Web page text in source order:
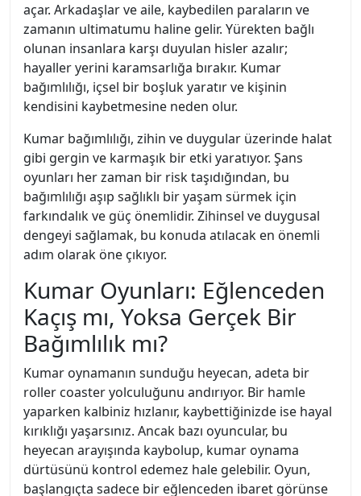
açar. Arkadaşlar ve aile, kaybedilen paraların ve
zamanın ultimatumu haline gelir. Yürekten bağlı
olunan insanlara karşı duyulan hisler azalır;
hayaller yerini karamsarlığa bırakır. Kumar
bağımlılığı, içsel bir boşluk yaratır ve kişinin
kendisini kaybetmesine neden olur.
Kumar bağımlılığı, zihin ve duygular üzerinde halat
gibi gergin ve karmaşık bir etki yaratıyor. Şans
oyunları her zaman bir risk taşıdığından, bu
bağımlılığı aşıp sağlıklı bir yaşam sürmek için
farkındalık ve güç önemlidir. Zihinsel ve duygusal
dengeyi sağlamak, bu konuda atılacak en önemli
adım olarak öne çıkıyor.
Kumar Oyunları: Eğlenceden
Kaçış mı, Yoksa Gerçek Bir
Bağımlılık mı?
Kumar oynamanın sunduğu heyecan, adeta bir
roller coaster yolculuğunu andırıyor. Bir hamle
yaparken kalbiniz hızlanır, kaybettiğinizde ise hayal
kırıklığı yaşarsınız. Ancak bazı oyuncular, bu
heyecan arayışında kaybolup, kumar oynama
dürtüsünü kontrol edemez hale gelebilir. Oyun,
başlangıçta sadece bir eğlenceden ibaret görünse